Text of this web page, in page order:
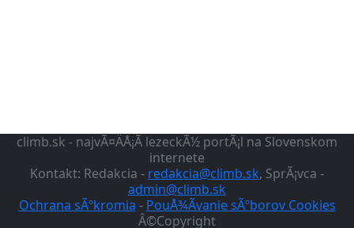
climb.sk - najvÃ¤ÄÅ¡Ã­ lezeckÃ½ portÃ¡l na Slovenskom
internete
Kontakt: Redakcia - redakcia@climb.sk, SprÃ¡vca -
admin@climb.sk
Ochrana sÃºkromia - PouÅ¾Ã­vanie sÃºborov Cookies
Â©Copyright